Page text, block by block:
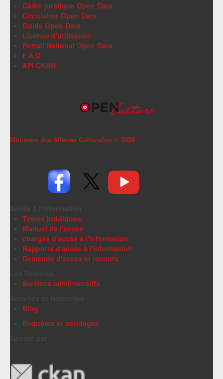
Cadre juridique Open Data
Circulaires Open Data
Guide Open Data
Licence d'utilisation
Portail National Open Data
F.A.Q
API CKAN
Ministère des Affaires Culturelles © 2026
Textes juridiques
Manuel de l'accès
chargés d'accès à l'information
Rapports d'accès à l'information
Demande d'accès et recours
Services administratifs
Blog
Enquêtes et sondages